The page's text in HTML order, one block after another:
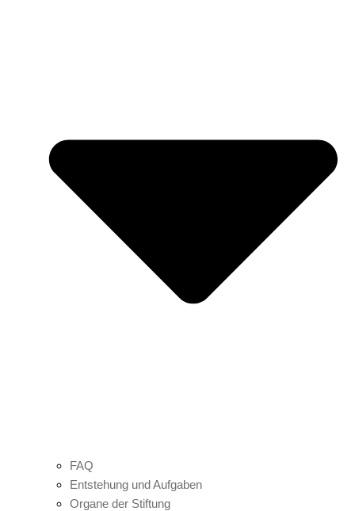
FAQ
Entstehung und Aufgaben
Organe der Stiftung